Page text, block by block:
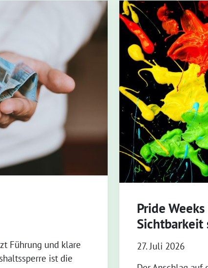
Führung und klare
ist die
Pride
27. Juli 2026